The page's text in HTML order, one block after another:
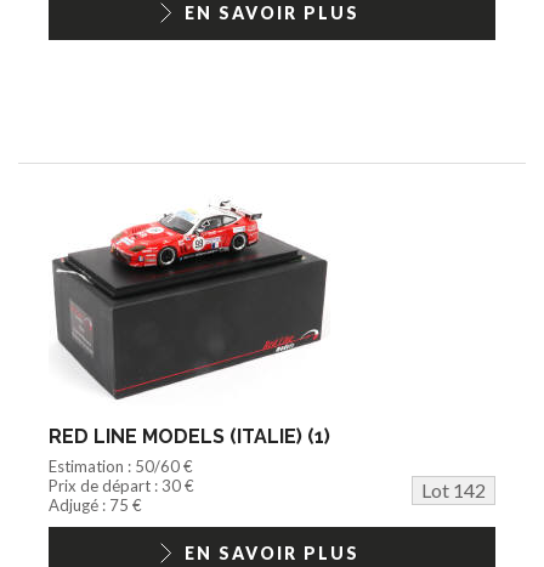
EN SAVOIR PLUS
RED LINE MODELS (ITALIE) (1)
Estimation : 50/60 €
Prix de départ : 30 €
Lot 142
Adjugé : 75 €
EN SAVOIR PLUS